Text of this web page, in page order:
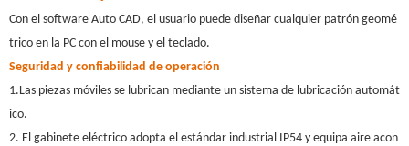
Con el software Auto CAD, el usuario puede diseñar cualquier patrón geomé
trico en la PC con el mouse y el teclado.
Seguridad y confiabilidad de operación
1.Las piezas móviles se lubrican mediante un sistema de lubricación automát
ico.
2. El gabinete eléctrico adopta el estándar industrial IP54 y equipa aire acon